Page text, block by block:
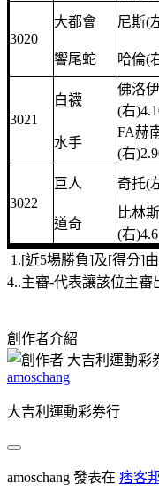
3020
大都會 尼斯(
響尾蛇 哈倫(
3021
白襪
佛洛
(右
水手
FA赫
(右
3022
巨人 奇托(
道奇
比林
(右
1.[近5場勝負]及[得分]
4..主審-代表讓該位主
創作者介紹
amoschang
大吉利運動彩券行
amoschang 發表在 痞客